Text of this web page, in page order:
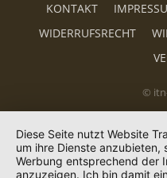
KONTAKT
WIDERRUFSRECHT
©
Diese Seite nutzt Website
um ihre Dienste
Werbung entsprechend der
anzuzeigen. Ich bin damit